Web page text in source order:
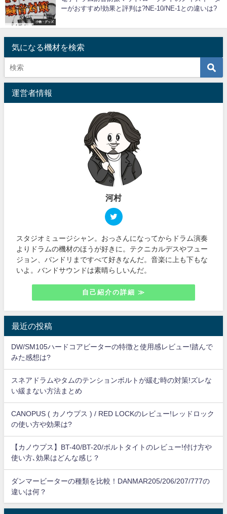
小物・グッズ
ーがおすすめ!効果と評判は?NE-10/NE-1との違いは?
気になる機材を検索
運営者情報
河村
スタジオミュージシャン。おっさんになってからドラム演奏
よりドラムの機材のほうが好きに。テクニカルデスやフュー
ジョン、バンドリまですべて好きなんだ。音楽に上も下もな
いよ。バンドサウンドは素晴らしいんだ。
自己紹介の詳細 ≫
最近の投稿
DW/SM105ハードコアビーターの特徴と使用感レビュー!踏んで
みた感想は?
スネアドラムやタムのテンションボルトが緩む時の対策!ズレな
い緩まない方法まとめ
CANOPUS ( カノウプス ) / RED LOCKのレビュー!レッドロック
の使い方や効果は?
【カノウプス】BT-40/BT-20/ボルトタイトのレビュー!付け方や
使い方､効果はどんな感じ？
ダンマービーターの種類を比較！DANMAR205/206/207/777の
違いは何？